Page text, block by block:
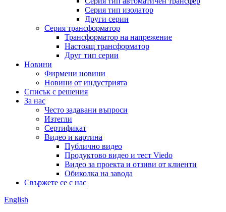
Серия тип изолатор
Други серии
Серия трансформатор
Трансформатор на напрежение
Настоящ трансформатор
Друг тип серии
Новини
Фирмени новини
Новини от индустрията
Списък с решения
За нас
Често задавани въпроси
Изтегли
Сертификат
Видео и картина
Публично видео
Продуктово видео и тест Viedo
Видео за проекта и отзиви от клиенти
Обиколка на завода
Свържете се с нас
English